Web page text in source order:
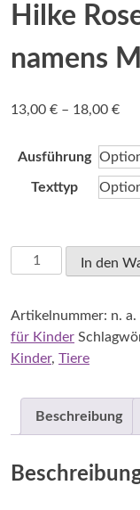
Hilke
namens
13,00 € – 18,00 €
bis
Ausführung
Texttyp
Hilke
Rosenboom:
Pferd
namens
Milchmann
In den
Artikelnummer: n. a.
für Kinder
Kinder, Tiere
Beschreibung